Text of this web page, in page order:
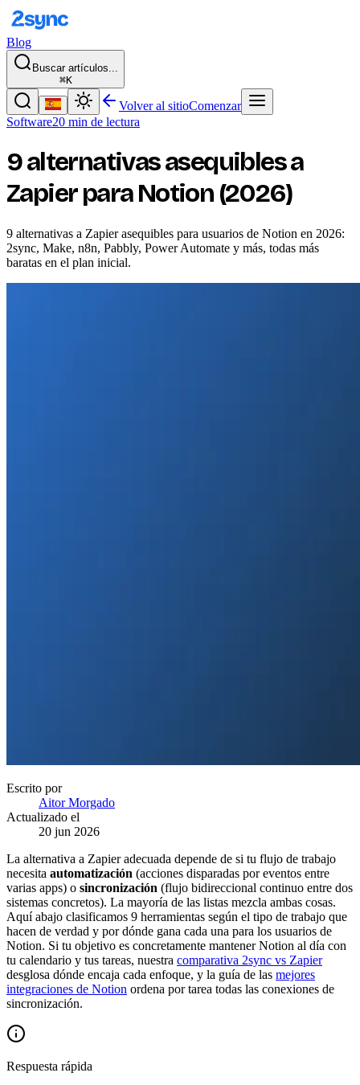
Blog
Buscar artículos...
⌘K
Volver al sitioComenzar
Software20 min de lectura
9 alternativas asequibles a
Zapier para Notion (2026)
9 alternativas a Zapier asequibles para usuarios de Notion en 2026:
2sync, Make, n8n, Pabbly, Power Automate y más, todas más
baratas en el plan inicial.
Escrito por
Aitor Morgado
Actualizado el
20 jun 2026
La alternativa a Zapier adecuada depende de si tu flujo de trabajo
necesita automatización (acciones disparadas por eventos entre
varias apps) o sincronización (flujo bidireccional continuo entre dos
sistemas concretos). La mayoría de las listas mezcla ambas cosas.
Aquí abajo clasificamos 9 herramientas según el tipo de trabajo que
hacen de verdad y por dónde gana cada una para los usuarios de
Notion. Si tu objetivo es concretamente mantener Notion al día con
tu calendario y tus tareas, nuestra comparativa 2sync vs Zapier
desglosa dónde encaja cada enfoque, y la guía de las mejores
integraciones de Notion ordena por tarea todas las conexiones de
sincronización.
Respuesta rápida